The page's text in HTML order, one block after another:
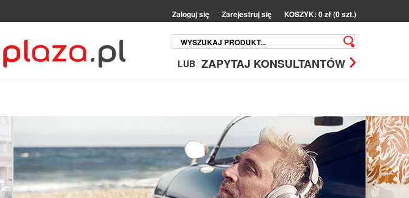
Zaloguj się Zarejestruj się KOSZYK: 0 zł (0 szt.)
LUB ZAPYTAJ KONSULTANTÓW